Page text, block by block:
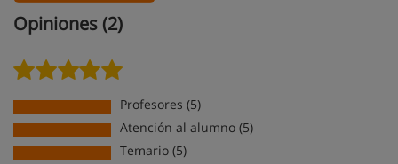
Opiniones (2)
Profesores (5)
Atención al alumno (5)
Temario (5)